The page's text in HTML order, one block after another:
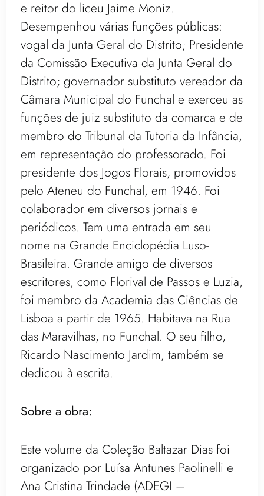
e reitor do liceu Jaime Moniz.
Desempenhou várias funções públicas:
vogal da Junta Geral do Distrito; Presidente
da Comissão Executiva da Junta Geral do
Distrito; governador substituto vereador da
Câmara Municipal do Funchal e exerceu as
funções de juiz substituto da comarca e de
membro do Tribunal da Tutoria da Infância,
em representação do professorado. Foi
presidente dos Jogos Florais, promovidos
pelo Ateneu do Funchal, em 1946. Foi
colaborador em diversos jornais e
periódicos. Tem uma entrada em seu
nome na Grande Enciclopédia Luso-
Brasileira. Grande amigo de diversos
escritores, como Florival de Passos e Luzia,
foi membro da Academia das Ciências de
Lisboa a partir de 1965. Habitava na Rua
das Maravilhas, no Funchal. O seu filho,
Ricardo Nascimento Jardim, também se
dedicou à escrita.
Sobre a obra:
Este volume da Coleção Baltazar Dias foi
organizado por Luísa Antunes Paolinelli e
Ana Cristina Trindade (ADEGI –